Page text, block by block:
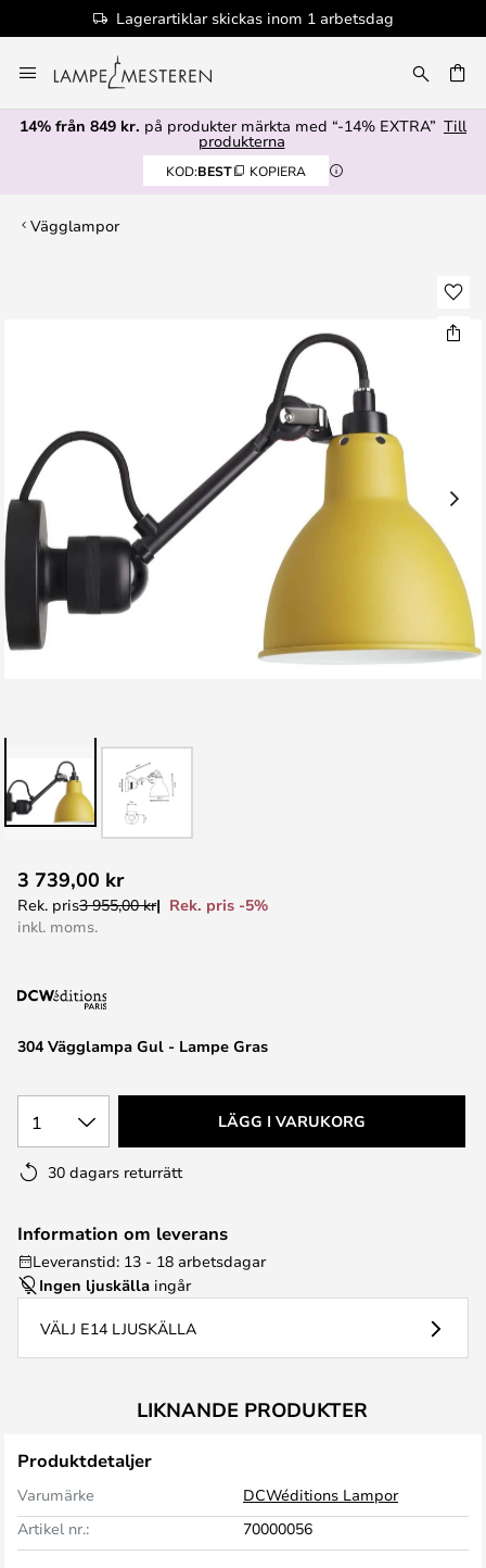
Lagerartiklar skickas inom 1 arbetsdag
till
innehållet
14% från 849 kr. på produkter märkta med “-14% EXTRA” Till
produkterna
KOD:BEST KOPIERA
Vägglampor
till
början
304 Vägglampa Gul - Lampe Gras
3 739,00 kr
Rek. pris3 955,00 kr
Rek. pris -5%
inkl. moms.
1 LÄGG I VARUKORG
30 dagars returrätt
Information om leverans
Leveranstid: 13 - 18 arbetsdagar
Ingen ljuskälla ingår
VÄLJ E14 LJUSKÄLLA
LIKNANDE PRODUKTER
Produktdetaljer
Varumärke
DCWéditions Lampor
Artikel nr.:
70000056